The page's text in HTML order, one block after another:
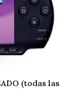
(todas las